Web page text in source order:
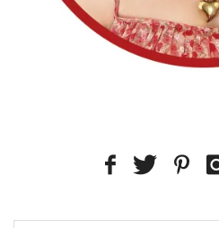
Type your email…